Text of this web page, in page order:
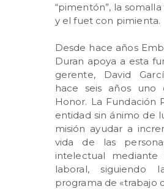
“pimentón”, la
y el fuet con pimienta.
Desde hace años
Duran apoya a esta
gerente, David
hace seis años uno
Honor. La Fundación
entidad sin ánimo de
misión ayudar a
vida de las
intelectual
laboral, siguiendo
programa de «trabajo